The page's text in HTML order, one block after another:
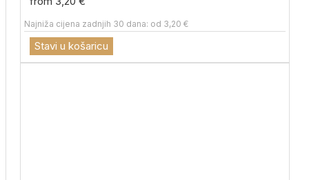
Najniža cijena zadnjih 30 dana: od 3,20 €
Stavi u košaricu